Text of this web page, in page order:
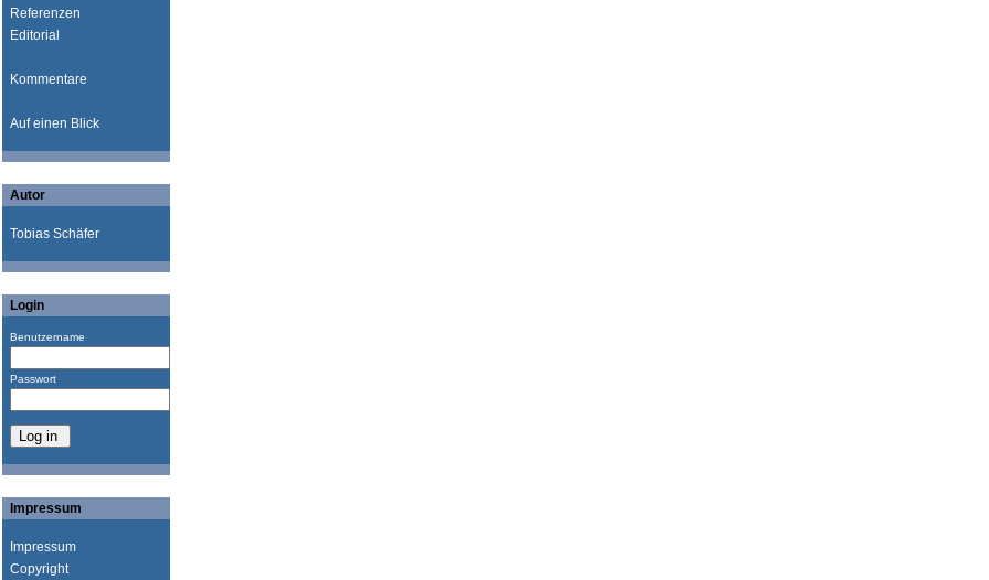
Referenzen
Editorial
Kommentare
Auf einen Blick
Autor
Tobias Schäfer
Login
Benutzername
Passwort
Impressum
Impressum
Copyright